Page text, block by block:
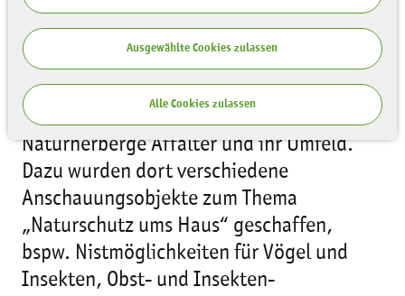
Ausgewählte Cookies zulassen
Alle Cookies zulassen
Im Mittelpunkt der Arbeit der
Naturschutzstation steht die
Naturherberge Affalter und ihr Umfeld.
Dazu wurden dort verschiedene
Anschauungsobjekte zum Thema
„Naturschutz ums Haus“ geschaffen,
bspw. Nistmöglichkeiten für Vögel und
Insekten, Obst- und Insekten-